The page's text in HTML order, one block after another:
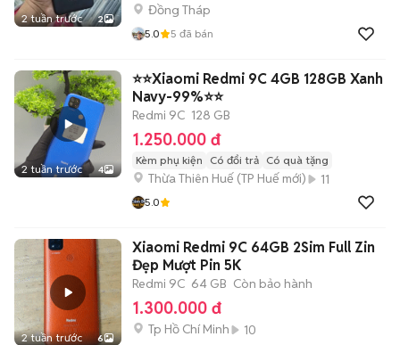
2 tuần trước 2
Đồng Tháp
5.0 5 đã bán
2 tuần trước 4
⭐️⭐️Xiaomi Redmi 9C 4GB 128GB Xanh
Navy-99%⭐️⭐️
Redmi 9C 128 GB
1.250.000 đ
Kèm phụ kiện Có đổi trả Có quà tặng
Thừa Thiên Huế (TP Huế mới) 11
5.0
2 tuần trước 6
Xiaomi Redmi 9C 64GB 2Sim Full Zin
Đẹp Mượt Pin 5K
Redmi 9C 64 GB Còn bảo hành
1.300.000 đ
Tp Hồ Chí Minh 10